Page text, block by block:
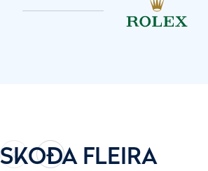
SKOÐA FLEIRA